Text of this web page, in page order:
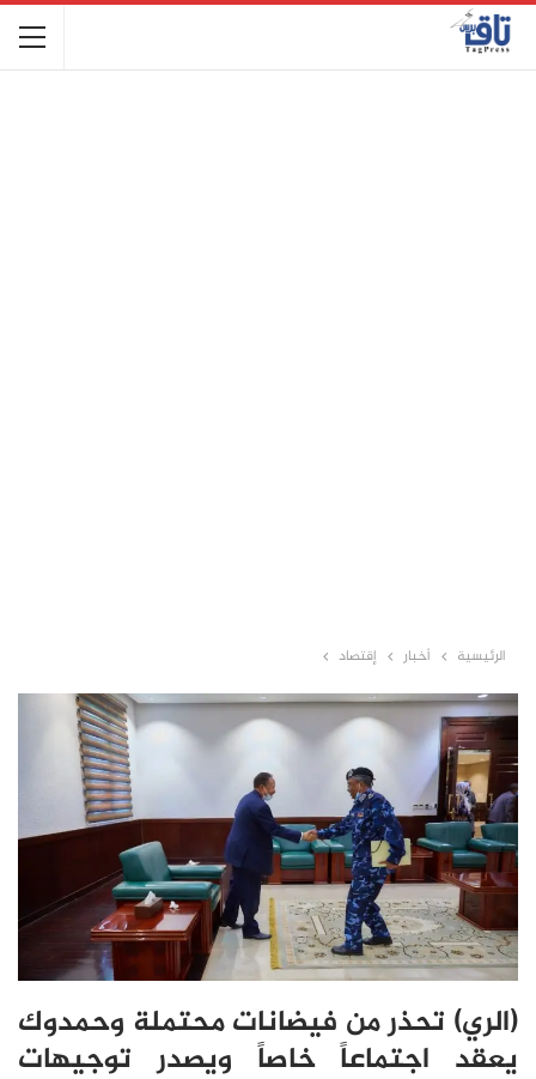
الرئيسية أخبار إقتصاد
(الري) تحذر من فيضانات محتملة وحمدوك
يعقد اجتماعاً خاصاً ويصدر توجيهات